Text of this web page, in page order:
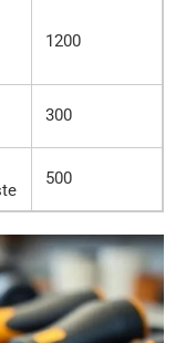
1200
300
500